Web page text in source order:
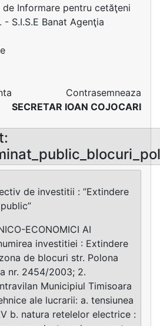
Informare pentru cetăţeni
- S.I.S.E Banat Agenţia
Contrasemneaza
SECRETAR IOAN COJOCARI
de investitii : ”Extindere
ECONOMICI AI
investitiei : Extindere
de blocuri str. Polona
nr. 2454/2003; 2.
Municipiul Timisoara
ale lucrarii: a. tensiunea
b. natura retelelor electrice :